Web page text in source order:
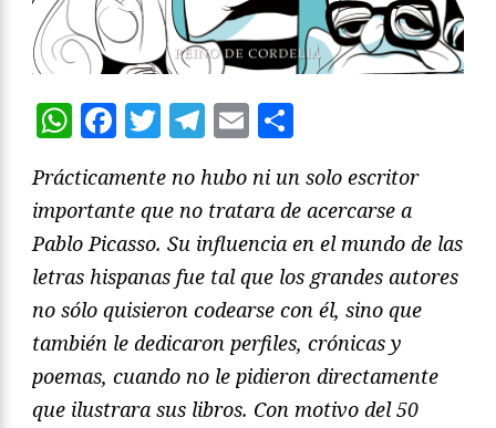
WhatsApp
Facebook
Twitter
Telegram
Email
Prácticamente no hubo ni un solo escritor
importante que no tratara de acercarse a
Pablo Picasso. Su influencia en el mundo de las
letras hispanas fue tal que los grandes autores
no sólo quisieron codearse con él, sino que
también le dedicaron perfiles, crónicas y
poemas, cuando no le pidieron directamente
que ilustrara sus libros. Con motivo del 50